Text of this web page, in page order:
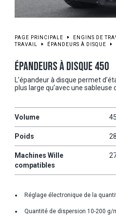
PAGE PRINCIPALE ENGINS DE
TRAVAIL
ÉPANDEURS À DISQUE
ÉPANDEURS À DISQUE 450
L’épandeur à disque permet
plus large qu’avec une sableuse
Volume
Poids
Machines Wille
compatibles
Réglage électronique de la
Quantité de dispersion 10-200 g/